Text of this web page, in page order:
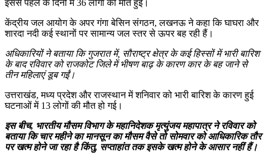
इससे पहले के दिनों में 36 लोगों की मौत हुई।
केंद्रीय जल आयोग के अपर गंगा बेसिन संगठन, लखनऊ ने कहा कि घाघरा और
शारदा नदी कई स्थानों पर सामान्य जल स्तर से ऊपर बह रही हैं।
अधिकारियों ने बताया कि गुजरात में, सौराष्ट्र क्षेत्र के कई हिस्सों में भारी बारिश
के बाद रविवार को राजकोट जिले में भीषण बाढ़ के कारण कार के बह जाने से
तीन महिलाएं डूब गईं।
उत्तराखंड, मध्य प्रदेश और राजस्थान में शनिवार को भारी बारिश के कारण हुई
घटनाओं में 13 लोगों की मौत हो गई।
इस बीच, भारतीय मौसम विभाग के महानिदेशक मृत्युंजय महापात्र ने रविवार को
बताया कि चार महीने का मानसून का मौसम वैसे तो सोमवार को आधिकारिक तौर
पर खत्म होने जा रहा है किंतु, सप्ताहांत तक इसके खत्म होने के आसार नहीं हैं।